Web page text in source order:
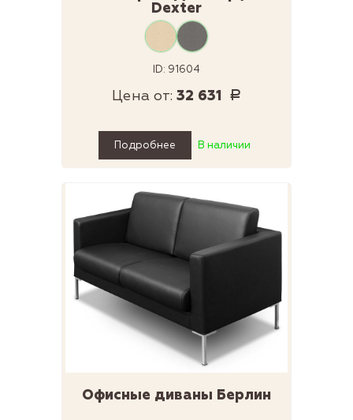
Dexter
ID: 91604
Цена от: 32 631 Р
Подробнее В наличии
Офисные диваны Берлин